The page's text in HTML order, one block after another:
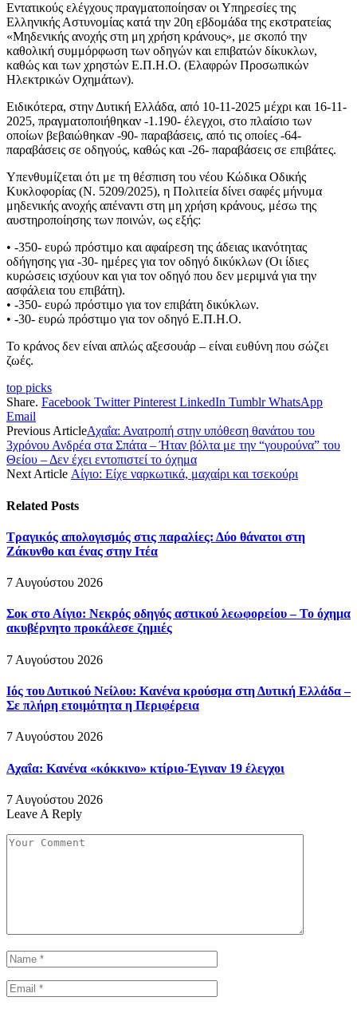
Εντατικούς ελέγχους πραγματοποίησαν οι Υπηρεσίες της
Ελληνικής Αστυνομίας κατά την 20η εβδομάδα της εκστρατείας
«Μηδενικής ανοχής στη μη χρήση κράνους», με σκοπό την
καθολική συμμόρφωση των οδηγών και επιβατών δίκυκλων,
καθώς και των χρηστών Ε.Π.Η.Ο. (Ελαφρών Προσωπικών
Ηλεκτρικών Οχημάτων).
Ειδικότερα, στην Δυτική Ελλάδα, από 10-11-2025 μέχρι και 16-11-
2025, πραγματοποιήθηκαν -1.190- έλεγχοι, στο πλαίσιο των
οποίων βεβαιώθηκαν -90- παραβάσεις, από τις οποίες -64-
παραβάσεις σε οδηγούς, καθώς και -26- παραβάσεις σε επιβάτες.
Υπενθυμίζεται ότι με τη θέσπιση του νέου Κώδικα Οδικής
Κυκλοφορίας (Ν. 5209/2025), η Πολιτεία δίνει σαφές μήνυμα
μηδενικής ανοχής απέναντι στη μη χρήση κράνους, μέσω της
αυστηροποίησης των ποινών, ως εξής:
• -350- ευρώ πρόστιμο και αφαίρεση της άδειας ικανότητας
οδήγησης για -30- ημέρες για τον οδηγό δικύκλων (Οι ίδιες
κυρώσεις ισχύουν και για τον οδηγό που δεν μεριμνά για την
ασφάλεια του επιβάτη).
• -350- ευρώ πρόστιμο για τον επιβάτη δικύκλων.
• -30- ευρώ πρόστιμο για τον οδηγό Ε.Π.Η.Ο.
Το κράνος δεν είναι απλώς αξεσουάρ – είναι ευθύνη που σώζει
ζωές.
top picks
Share. Facebook Twitter Pinterest LinkedIn Tumblr WhatsApp
Email
Previous ArticleΑχαΐα: Ανατροπή στην υπόθεση θανάτου του
3χρόνου Ανδρέα στα Σπάτα – Ήταν βόλτα με την “γουρούνα” του
Θείου – Δεν έχει εντοπιστεί το όχημα
Next Article Αίγιο: Είχε ναρκωτικά, μαχαίρι και τσεκούρι
Related Posts
Τραγικός απολογισμός στις παραλίες: Δύο θάνατοι στη
Ζάκυνθο και ένας στην Ιτέα
7 Αυγούστου 2026
Σοκ στο Αίγιο: Νεκρός οδηγός αστικού λεωφορείου – Το όχημα
ακυβέρνητο προκάλεσε ζημιές
7 Αυγούστου 2026
Ιός του Δυτικού Νείλου: Κανένα κρούσμα στη Δυτική Ελλάδα –
Σε πλήρη ετοιμότητα η Περιφέρεια
7 Αυγούστου 2026
Αχαΐα: Κανένα «κόκκινο» κτίριο-Έγιναν 19 έλεγχοι
7 Αυγούστου 2026
Leave A Reply